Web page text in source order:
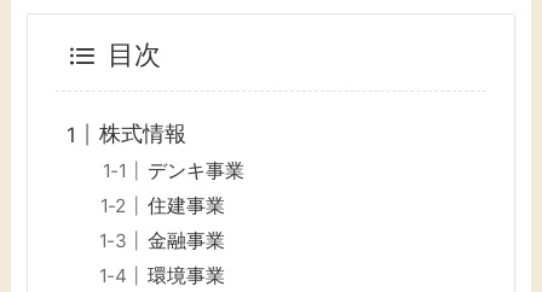
目次
株式情報
デンキ事業
住建事業
金融事業
環境事業